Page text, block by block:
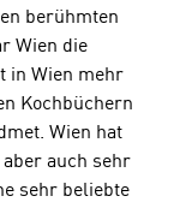
berühmten
Wien die
in Wien mehr
Kochbüchern
Wien hat
auch sehr
sehr beliebte